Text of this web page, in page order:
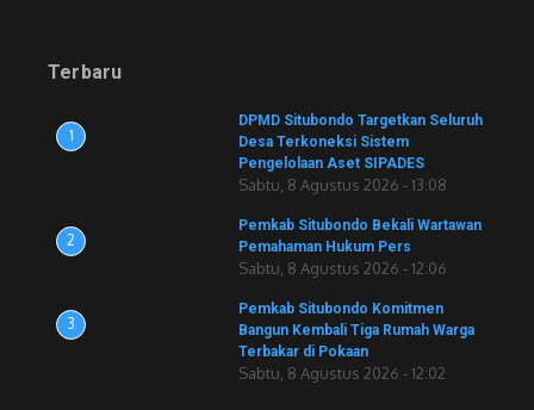
Terbaru
1
DPMD Situbondo Targetkan Seluruh
Desa Terkoneksi Sistem
Pengelolaan Aset SIPADES
Sabtu, 8 Agustus 2026 - 13:08
2
Pemkab Situbondo Bekali Wartawan
Pemahaman Hukum Pers
Sabtu, 8 Agustus 2026 - 12:06
3
Pemkab Situbondo Komitmen
Bangun Kembali Tiga Rumah Warga
Terbakar di Pokaan
Sabtu, 8 Agustus 2026 - 12:02